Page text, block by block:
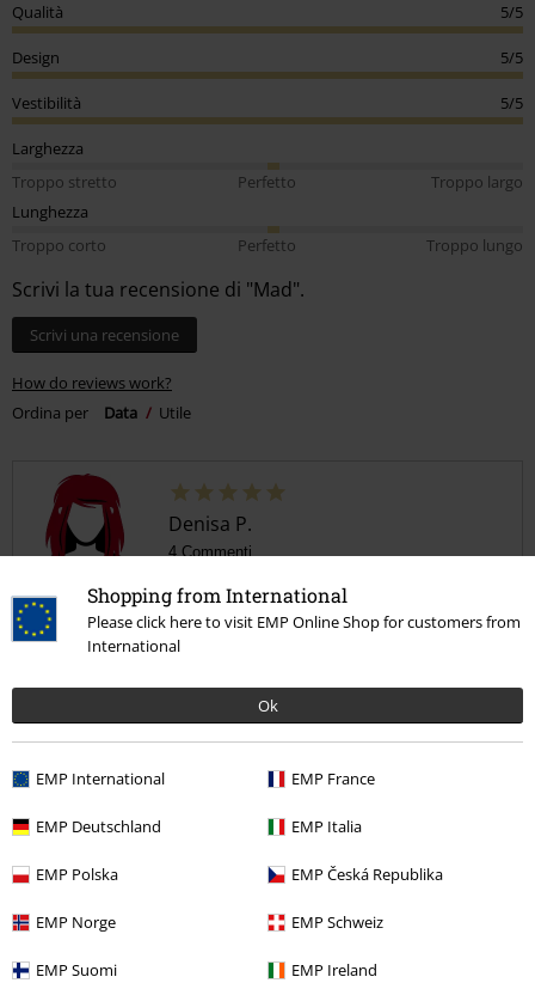
Shopping from International
Please click here to visit EMP Online Shop for customers from
International
Ok
EMP International EMP France
EMP Deutschland EMP Italia
EMP Polska EMP Česká Republika
EMP Norge EMP Schweiz
EMP Suomi EMP Ireland
Qualità
5/5
Design 5/5
Vestibilità 5/5
Larghezza
Troppo stretto
Perfetto
Troppo largo
Lunghezza
Troppo corto
Perfetto Troppo lungo
Scrivi la tua recensione di "Mad".
Scrivi una recensione
How do reviews work?
Ordina per
Data Utile
Denisa P.
4 Commenti
Ottima
Taglia corrisponde
Vestibilità
Larghezza
Troppo stretto
Perfetto